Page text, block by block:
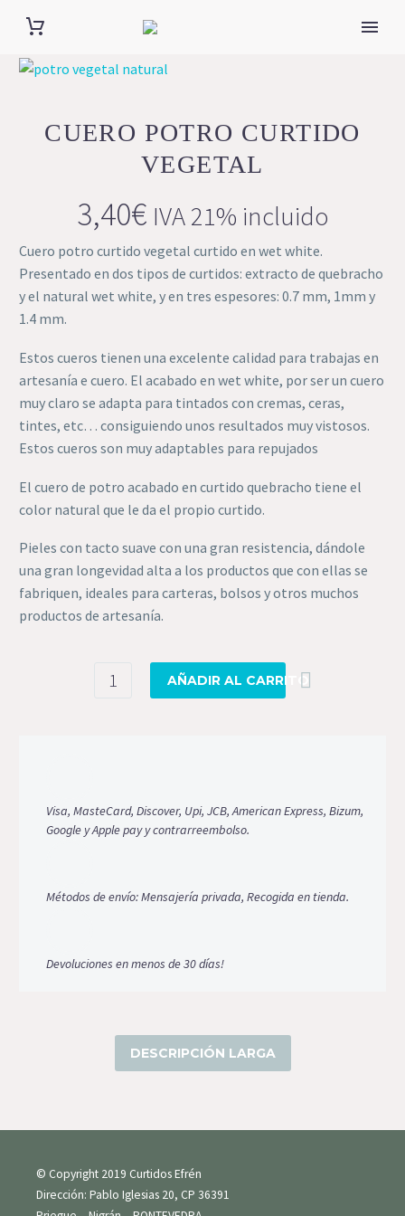
CUERO POTRO CURTIDO
VEGETAL
3,40€ IVA 21% incluido
Cuero potro curtido vegetal curtido en wet white.
Presentado en dos tipos de curtidos: extracto de quebracho
y el natural wet white, y en tres espesores: 0.7 mm, 1mm y
1.4 mm.
Estos cueros tienen una excelente calidad para trabajas en
artesanía e cuero. El acabado en wet white, por ser un cuero
muy claro se adapta para tintados con cremas, ceras,
tintes, etc… consiguiendo unos resultados muy vistosos.
Estos cueros son muy adaptables para repujados
El cuero de potro acabado en curtido quebracho tiene el
color natural que le da el propio curtido.
Pieles con tacto suave con una gran resistencia, dándole
una gran longevidad alta a los productos que con ellas se
fabriquen, ideales para carteras, bolsos y otros muchos
productos de artesanía.
Cuero
AÑADIR AL CARRITO
Visa, MasteCard, Discover, Upi, JCB, American Express, Bizum,
Google y Apple pay y contrarreembolso.
Métodos de envío: Mensajería privada, Recogida en tienda.
Devoluciones en menos de 30 días!
DESCRIPCIÓN LARGA
© Copyright 2019 Curtidos Efrén
Dirección: Pablo Iglesias 20, CP 36391